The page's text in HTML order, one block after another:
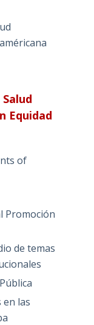
Equidad
of
Promoción
de temas
en las